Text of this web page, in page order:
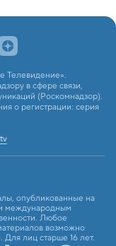
Телевидение».
в сфере связи,
(Роскомнадзор).
о регистрации: серия
опубликованные на
международным
Любое
возможно
лиц старше 16 лет.